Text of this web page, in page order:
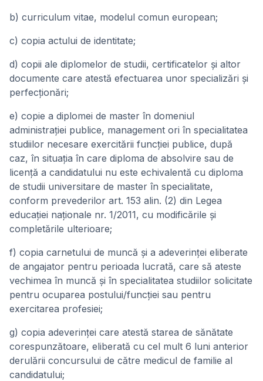
b) curriculum vitae, modelul comun european;
c) copia actului de identitate;
d) copii ale diplomelor de studii, certificatelor şi altor
documente care atestă efectuarea unor specializări şi
perfecţionări;
e) copie a diplomei de master în domeniul
administraţiei publice, management ori în specialitatea
studiilor necesare exercitării funcţiei publice, după
caz, în situaţia în care diploma de absolvire sau de
licenţă a candidatului nu este echivalentă cu diploma
de studii universitare de master în specialitate,
conform prevederilor art. 153 alin. (2) din Legea
educaţiei naţionale nr. 1/2011, cu modificările şi
completările ulterioare;
f) copia carnetului de muncă şi a adeverinţei eliberate
de angajator pentru perioada lucrată, care să ateste
vechimea în muncă şi în specialitatea studiilor solicitate
pentru ocuparea postului/funcţiei sau pentru
exercitarea profesiei;
g) copia adeverinţei care atestă starea de sănătate
corespunzătoare, eliberată cu cel mult 6 luni anterior
derulării concursului de către medicul de familie al
candidatului;